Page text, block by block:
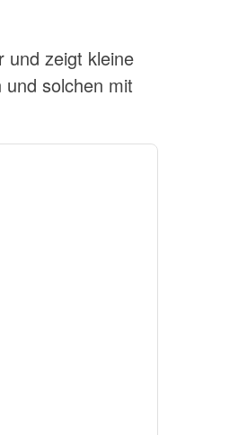
zeigt kleine
solchen mit